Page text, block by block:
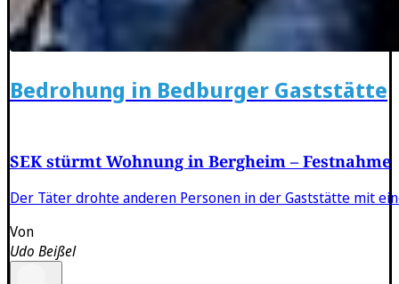
Bedrohung in Bedburger Gaststätte
SEK stürmt Wohnung in Bergheim – Festnahme
Der Täter drohte anderen Personen in der Gaststätte mit
Von
Udo Beißel